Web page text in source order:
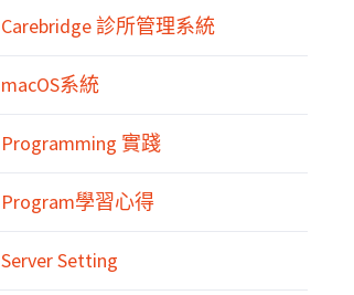
Carebridge 診所管理系統
macOS系統
Programming 實踐
Program學習心得
Server Setting